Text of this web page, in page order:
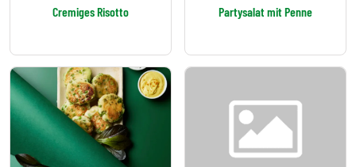
Cremiges Risotto Partysalat mit Penne